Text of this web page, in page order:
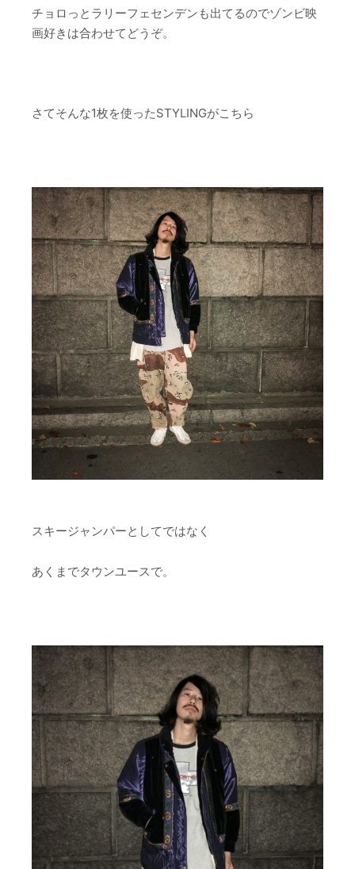
チョロっとラリーフェセンデンも出てるのでゾンビ映
画好きは合わせてどうぞ。
さてそんな1枚を使ったSTYLINGがこちら
スキージャンパーとしてではなく
あくまでタウンユースで。